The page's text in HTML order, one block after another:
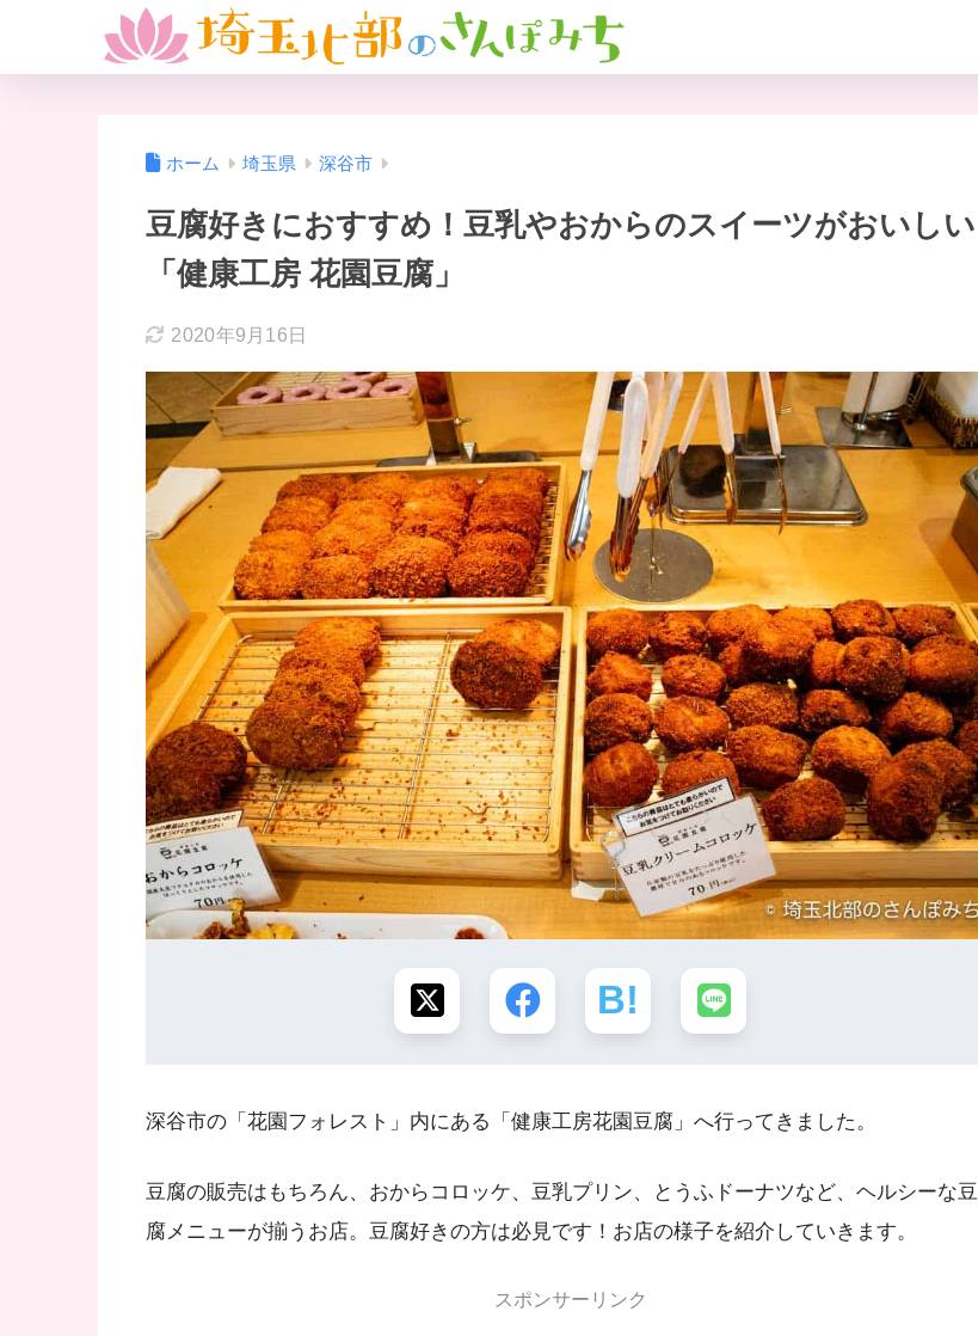
ホーム 埼玉県 深谷市
豆腐好きにおすすめ！豆乳やおからのスイーツがおいしい
「健康工房 花園豆腐」
2020年9月16日
深谷市の「花園フォレスト」内にある「健康工房花園豆腐」へ行ってきました。
豆腐の販売はもちろん、おからコロッケ、豆乳プリン、とうふドーナツなど、ヘルシーな豆
腐メニューが揃うお店。豆腐好きの方は必見です！お店の様子を紹介していきます。
スポンサーリンク